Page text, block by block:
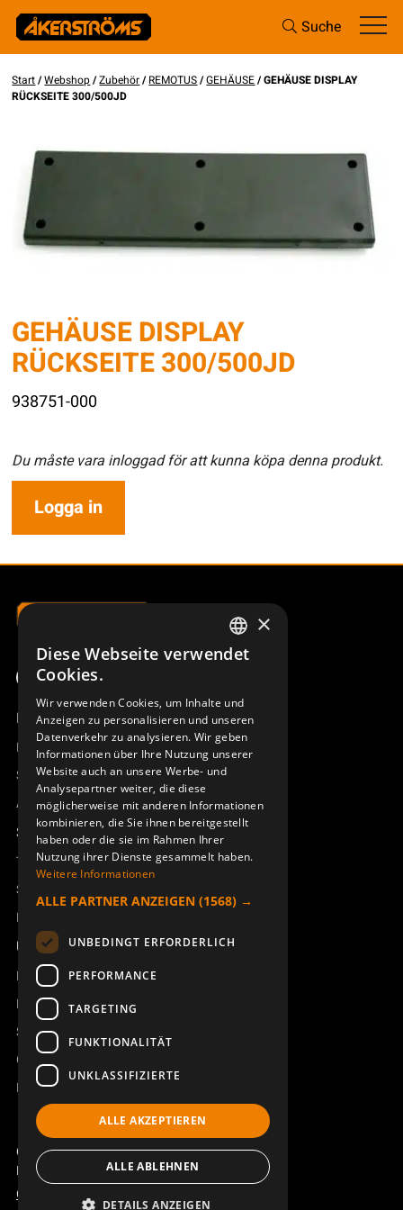
Suche
Start/Webshop/Zubehör/REMOTUS/GEHÄUSE/ GEHÄUSE DISPLAY
RÜCKSEITE 300/500JD
GEHÄUSE DISPLAY
RÜCKSEITE 300/500JD
938751-000
Du måste vara inloggad för att kunna köpa denna produkt.
Logga in
Produktübersicht
Remotus
Sesam
Access_Ctrl
Support
Technischer Support
Service buchen
Handbücher und Videoanleitungen
Über Åkerströms
Kontakt
Neuigkeiten
Sicherheit und Richtlinien
Geschäftsbedingungen
REACH
Copyright ©2026 Åkerströms. All rights reserved.
Björbovägen 143, 786 97 Björbo.
Code of Conduct
SWEDISH
DEUTSCH
×
Diese Webseite verwendet
Cookies.
Wir verwenden Cookies, um Inhalte und
Anzeigen zu personalisieren und unseren
Datenverkehr zu analysieren. Wir geben
Informationen über Ihre Nutzung unserer
Website auch an unsere Werbe- und
Analysepartner weiter, die diese
möglicherweise mit anderen Informationen
kombinieren, die Sie ihnen bereitgestellt
haben oder die sie im Rahmen Ihrer
Nutzung ihrer Dienste gesammelt haben.
Weitere Informationen
ALLE PARTNER ANZEIGEN (1568) →
UNBEDINGT ERFORDERLICH
PERFORMANCE
TARGETING
FUNKTIONALITÄT
UNKLASSIFIZIERTE
ALLE AKZEPTIEREN
ALLE ABLEHNEN
DETAILS ANZEIGEN